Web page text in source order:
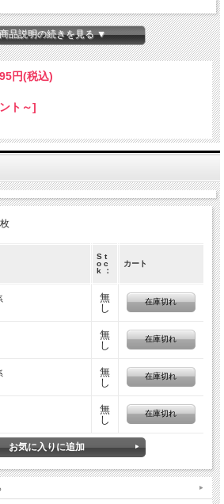
・色調補正は行っておりますが
況によっては色が異なって見える場合がありま
いて】
れております。
品説明の続きを見る ▼
円(税込)
ト～]
枚
S t
o c
k ：
カート
無
し
在庫切れ
無
し
在庫切れ
無
し
在庫切れ
無
し
在庫切れ